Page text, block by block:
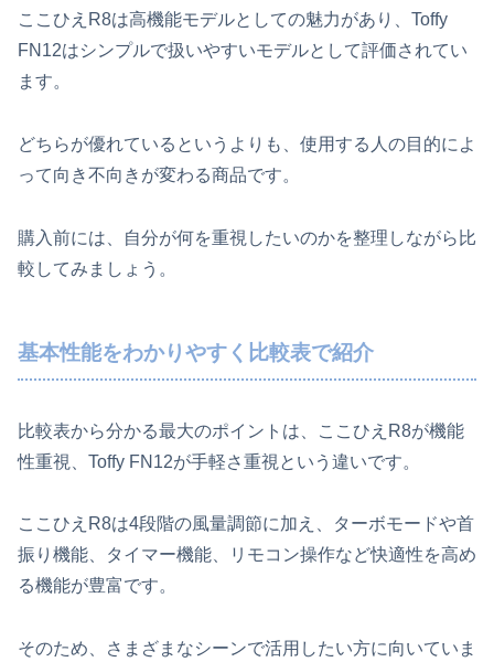
ここひえR8は高機能モデルとしての魅力があり、Toffy
FN12はシンプルで扱いやすいモデルとして評価されてい
ます。
どちらが優れているというよりも、使用する人の目的によ
って向き不向きが変わる商品です。
購入前には、自分が何を重視したいのかを整理しながら比
較してみましょう。
基本性能をわかりやすく比較表で紹介
比較表から分かる最大のポイントは、ここひえR8が機能
性重視、Toffy FN12が手軽さ重視という違いです。
ここひえR8は4段階の風量調節に加え、ターボモードや首
振り機能、タイマー機能、リモコン操作など快適性を高め
る機能が豊富です。
そのため、さまざまなシーンで活用したい方に向いていま